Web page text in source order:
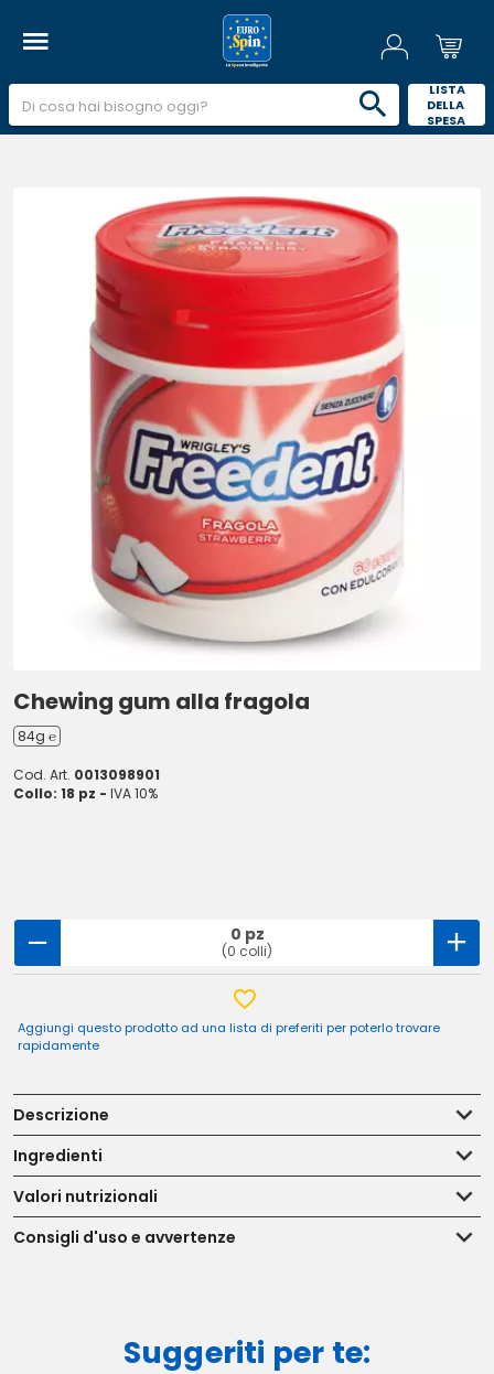
LISTA
DELLA
SPESA
Chewing gum alla fragola
84g ℮
Cod. Art. 0013098901
Collo: 18 pz - IVA 10%
0 pz
(0 colli)
Aggiungi questo prodotto ad una lista di preferiti per poterlo trovare
rapidamente
Descrizione
Ingredienti
Valori nutrizionali
Consigli d'uso e avvertenze
Suggeriti per te: